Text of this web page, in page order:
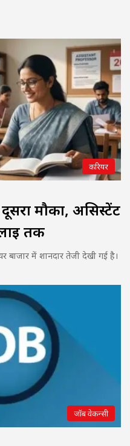
करियर
मौका, असिस्टेंट
तक
बाजार में शानदार तेजी देखी गई है।
जॉब वेकन्सी